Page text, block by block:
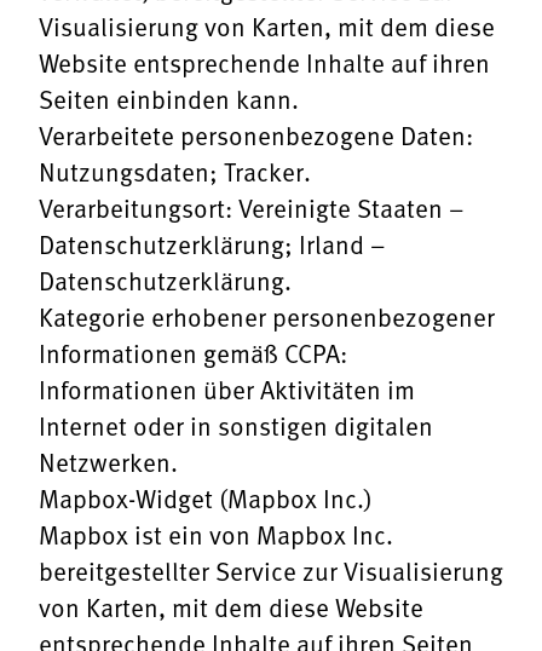
Visualisierung von Karten, mit dem diese
Website entsprechende Inhalte auf ihren
Seiten einbinden kann.
Verarbeitete personenbezogene Daten:
Nutzungsdaten; Tracker.
Verarbeitungsort: Vereinigte Staaten –
Datenschutzerklärung; Irland –
Datenschutzerklärung.
Kategorie erhobener personenbezogener
Informationen gemäß CCPA:
Informationen über Aktivitäten im
Internet oder in sonstigen digitalen
Netzwerken.
Mapbox-Widget (Mapbox Inc.)
Mapbox ist ein von Mapbox Inc.
bereitgestellter Service zur Visualisierung
von Karten, mit dem diese Website
entsprechende Inhalte auf ihren Seiten